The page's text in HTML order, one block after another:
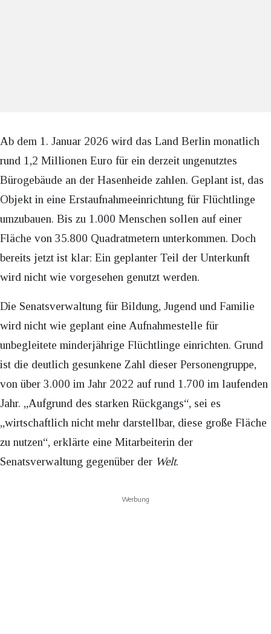
Ab dem 1. Januar 2026 wird das Land Berlin monatlich
rund 1,2 Millionen Euro für ein derzeit ungenutztes
Bürogebäude an der Hasenheide zahlen. Geplant ist, das
Objekt in eine Erstaufnahmeeinrichtung für Flüchtlinge
umzubauen. Bis zu 1.000 Menschen sollen auf einer
Fläche von 35.800 Quadratmetern unterkommen. Doch
bereits jetzt ist klar: Ein geplanter Teil der Unterkunft
wird nicht wie vorgesehen genutzt werden.
Die Senatsverwaltung für Bildung, Jugend und Familie
wird nicht wie geplant eine Aufnahmestelle für
unbegleitete minderjährige Flüchtlinge einrichten. Grund
ist die deutlich gesunkene Zahl dieser Personengruppe,
von über 3.000 im Jahr 2022 auf rund 1.700 im laufenden
Jahr. „Aufgrund des starken Rückgangs“, sei es
„wirtschaftlich nicht mehr darstellbar, diese große Fläche
zu nutzen“, erklärte eine Mitarbeiterin der
Senatsverwaltung gegenüber der Welt.
Werbung